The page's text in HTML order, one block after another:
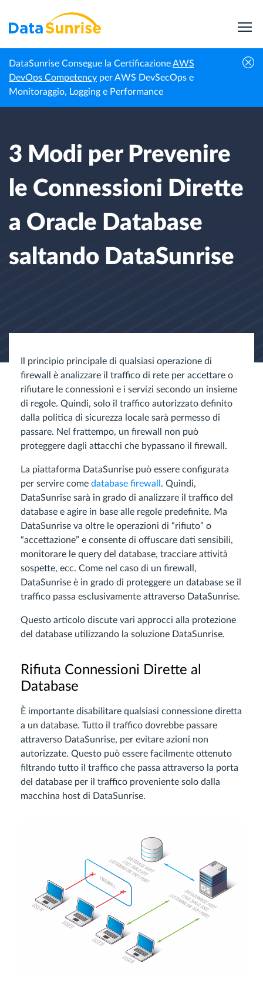
DataSunrise Consegue la CertificazioneAWS
DevOps Competency per AWS DevSecOps e
Monitoraggio, Logging e Performance
Homepage
Notizie
Professionali
3 Modi per Prevenire le Connessioni Dirette a
Oracle Database saltando DataSunrise
3 Modi per Prevenire
le Connessioni Dirette
a Oracle Database
saltando DataSunrise
Il principio principale di qualsiasi operazione di
firewall è analizzare il traffico di rete per accettare o
rifiutare le connessioni e i servizi secondo un insieme
di regole. Quindi, solo il traffico autorizzato definito
dalla politica di sicurezza locale sarà permesso di
passare. Nel frattempo, un firewall non può
proteggere dagli attacchi che bypassano il firewall.
La piattaforma DataSunrise può essere configurata
per servire come database firewall . Quindi,
DataSunrise sarà in grado di analizzare il traffico del
database e agire in base alle regole predefinite. Ma
DataSunrise va oltre le operazioni di “rifiuto” o
“accettazione” e consente di offuscare dati sensibili,
monitorare le query del database, tracciare attività
sospette, ecc. Come nel caso di un firewall,
DataSunrise è in grado di proteggere un database se il
traffico passa esclusivamente attraverso DataSunrise.
Questo articolo discute vari approcci alla protezione
del database utilizzando la soluzione DataSunrise.
Rifiuta Connessioni Dirette al
Database
È importante disabilitare qualsiasi connessione diretta
a un database. Tutto il traffico dovrebbe passare
attraverso DataSunrise, per evitare azioni non
autorizzate. Questo può essere facilmente ottenuto
filtrando tutto il traffico che passa attraverso la porta
del database per il traffico proveniente solo dalla
macchina host di DataSunrise.